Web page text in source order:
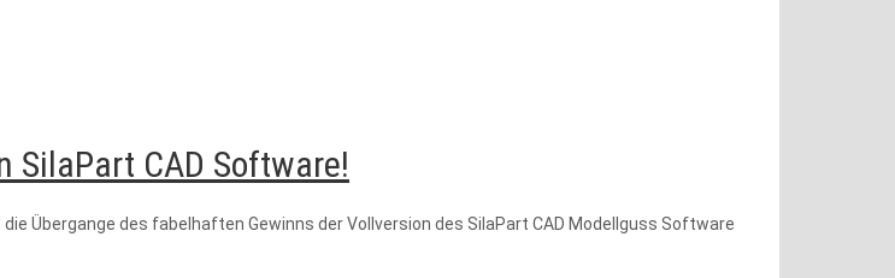
SilaPart CAD Software!
Übergange des fabelhaften Gewinns der Vollversion des SilaPart CAD Modellguss Software